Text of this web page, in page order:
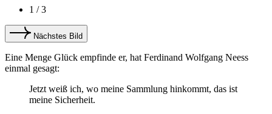
1 / 3
Nächstes Bild
Eine Menge Glück empfinde er, hat Ferdinand Wolfgang Neess
einmal gesagt:
Jetzt weiß ich, wo meine Sammlung hinkommt, das ist
meine Sicherheit.